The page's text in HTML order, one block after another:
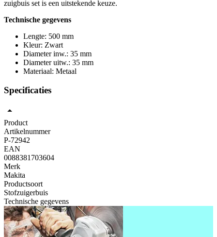
zuigbuis set is een uitstekende keuze.
Technische gegevens
Lengte: 500 mm
Kleur: Zwart
Diameter inw.: 35 mm
Diameter uitw.: 35 mm
Materiaal: Metaal
Specificaties
Product
Artikelnummer
P-72942
EAN
0088381703604
Merk
Makita
Productsoort
Stofzuigerbuis
Technische gegevens